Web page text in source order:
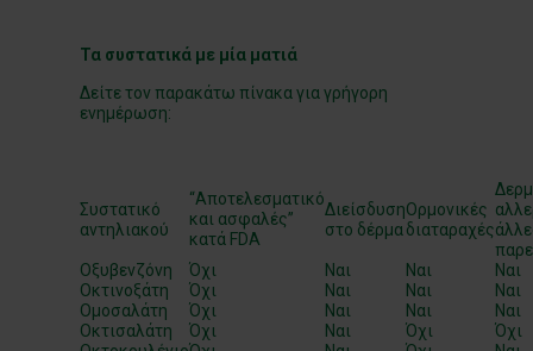
Τα συστατικά με μία ματιά
Δείτε τον παρακάτω πίνακα για γρήγορη
ενημέρωση:
Συστατικό
αντηλιακού
“Αποτελεσματικό
και ασφαλές”
κατά FDA
Διείσδυση
στο δέρμα
Ορμονικές
διαταραχές
Οξυβενζόνη
Όχι Ναι Ναι
Ναι
Οκτινοξάτη
Όχι Ναι Ναι
Ναι
Ομοσαλάτη
Όχι Ναι Ναι
Ναι
Οκτισαλάτη
Όχι Ναι Όχι
Όχι